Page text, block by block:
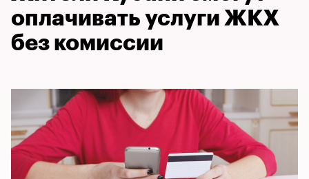
оплачивать услуги ЖКХ
без комиссии